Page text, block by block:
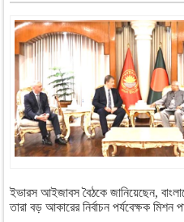
ইভারস আইজাবস বৈঠকে জানিয়েছেন,
তারা বড় আকারের নির্বাচন পর্যবেক্ষক মিশন